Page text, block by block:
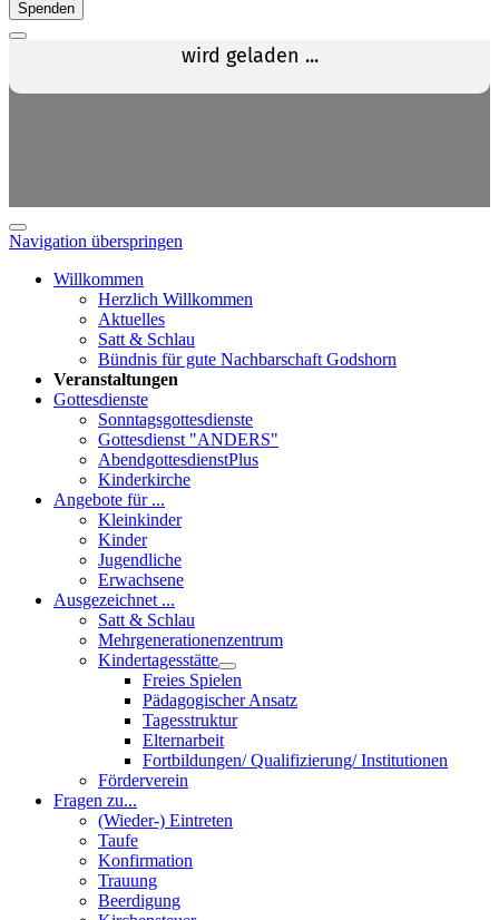
Spenden
Navigation überspringen
Willkommen
Herzlich Willkommen
Aktuelles
Satt & Schlau
Bündnis für gute Nachbarschaft Godshorn
Veranstaltungen
Gottesdienste
Sonntagsgottesdienste
Gottesdienst "ANDERS"
AbendgottesdienstPlus
Kinderkirche
Angebote für ...
Kleinkinder
Kinder
Jugendliche
Erwachsene
Ausgezeichnet ...
Satt & Schlau
Mehrgenerationenzentrum
Kindertagesstätte
Freies Spielen
Pädagogischer Ansatz
Tagesstruktur
Elternarbeit
Fortbildungen/ Qualifizierung/ Institutionen
Förderverein
Fragen zu...
(Wieder-) Eintreten
Taufe
Konfirmation
Trauung
Beerdigung